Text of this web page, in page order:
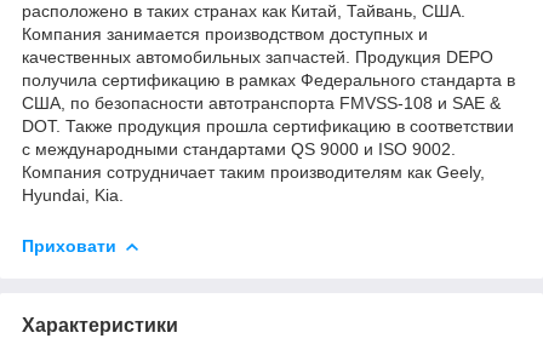
расположено в таких странах как Китай, Тайвань, США.
Компания занимается производством доступных и
качественных автомобильных запчастей. Продукция DEPO
получила сертификацию в рамках Федерального стандарта в
США, по безопасности автотранспорта FMVSS-108 и SAE &
DOT. Также продукция прошла сертификацию в соответствии
с международными стандартами QS 9000 и ISO 9002.
Компания сотрудничает таким производителям как Geely,
Hyundai, Kia.
Приховати
Характеристики